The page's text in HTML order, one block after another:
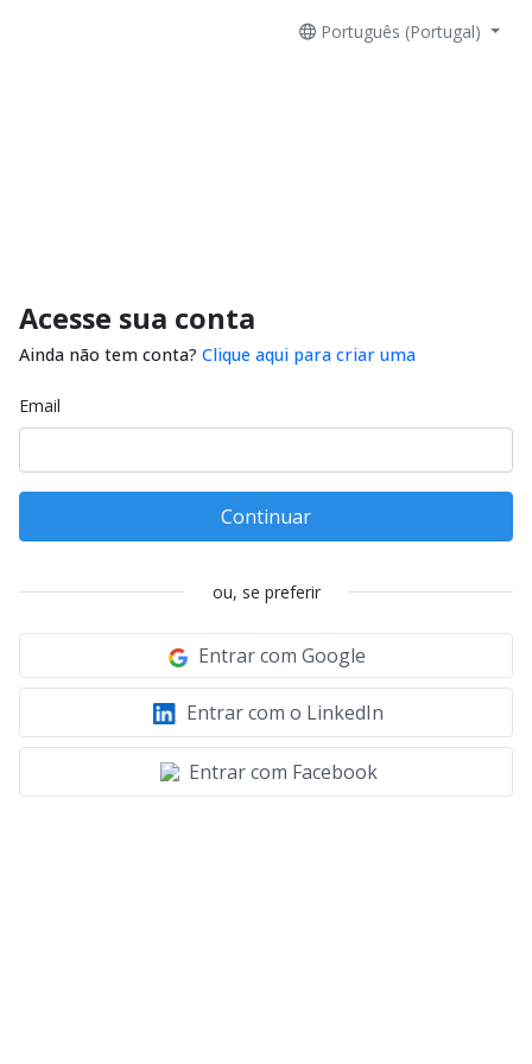
Português (Portugal)
Acesse sua conta
Ainda não tem conta? Clique aqui para criar uma
Email
Continuar
ou, se preferir
Entrar com Google
Entrar com o LinkedIn
Entrar com Facebook